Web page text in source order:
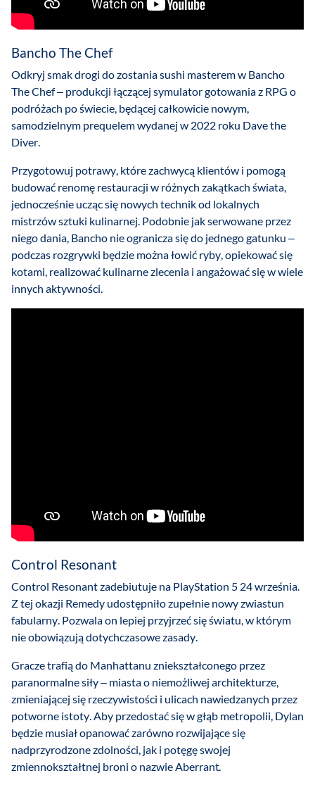
Bancho The Chef
Odkryj smak drogi do zostania sushi masterem w Bancho
The Chef – produkcji łączącej symulator gotowania z RPG o
podróżach po świecie, będącej całkowicie nowym,
samodzielnym prequelem wydanej w 2022 roku Dave the
Diver.
Przygotowuj potrawy, które zachwycą klientów i pomogą
budować renomę restauracji w różnych zakątkach świata,
jednocześnie ucząc się nowych technik od lokalnych
mistrzów sztuki kulinarnej. Podobnie jak serwowane przez
niego dania, Bancho nie ogranicza się do jednego gatunku –
podczas rozgrywki będzie można łowić ryby, opiekować się
kotami, realizować kulinarne zlecenia i angażować się w wiele
innych aktywności.
Control Resonant
Control Resonant zadebiutuje na PlayStation 5 24 września.
Z tej okazji Remedy udostępniło zupełnie nowy zwiastun
fabularny. Pozwala on lepiej przyjrzeć się światu, w którym
nie obowiązują dotychczasowe zasady.
Gracze trafią do Manhattanu zniekształconego przez
paranormalne siły – miasta o niemożliwej architekturze,
zmieniającej się rzeczywistości i ulicach nawiedzanych przez
potworne istoty. Aby przedostać się w głąb metropolii, Dylan
będzie musiał opanować zarówno rozwijające się
nadprzyrodzone zdolności, jak i potęgę swojej
zmiennokształtnej broni o nazwie Aberrant.